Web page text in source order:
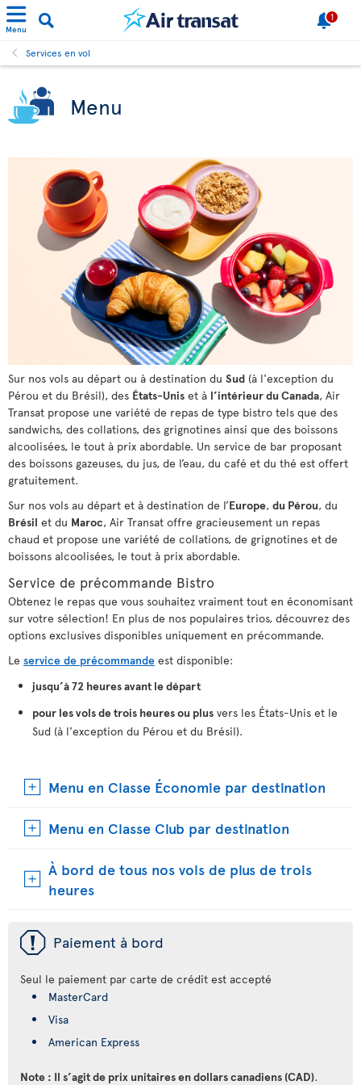
Menu
1
Services en vol
Menu
Sur nos vols au départ ou à destination du Sud (à l'exception du
Pérou et du Brésil), des États-Unis et à l’intérieur du Canada, Air
Transat propose une variété de repas de type bistro tels que des
sandwichs, des collations, des grignotines ainsi que des boissons
alcoolisées, le tout à prix abordable. Un service de bar proposant
des boissons gazeuses, du jus, de l’eau, du café et du thé est offert
gratuitement.
Sur nos vols au départ et à destination de l’Europe, du Pérou, du
Brésil et du Maroc, Air Transat offre gracieusement un repas
chaud et propose une variété de collations, de grignotines et de
boissons alcoolisées, le tout à prix abordable.
Service de précommande Bistro
Obtenez le repas que vous souhaitez vraiment tout en économisant
sur votre sélection! En plus de nos populaires trios, découvrez des
options exclusives disponibles uniquement en précommande.
Le service de précommande est disponible:
jusqu’à 72 heures avant le départ
pour les vols de trois heures ou plus vers les États-Unis et le
Sud (à l'exception du Pérou et du Brésil).
Menu en Classe Économie par destination
Menu en Classe Club par destination
À bord de tous nos vols de plus de trois
heures
ü Paiement à bord
Seul le paiement par carte de crédit est accepté
MasterCard
Visa
American Express
Note : Il s’agit de prix unitaires en dollars canadiens (CAD).